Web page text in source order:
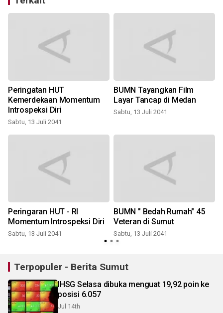
Peringatan HUT
Kemerdekaan Momentum
Introspeksi Diri
Sabtu, 13 Juli 2041
BUMN Tayangkan Film
Layar Tancap di Medan
Sabtu, 13 Juli 2041
Peringaran HUT - RI
Momentum Introspeksi Diri
Sabtu, 13 Juli 2041
BUMN " Bedah Rumah" 45
Veteran di Sumut
Sabtu, 13 Juli 2041
Terpopuler - Berita Sumut
IHSG Selasa dibuka menguat 19,92 poin ke
posisi 6.057
Jul 14th